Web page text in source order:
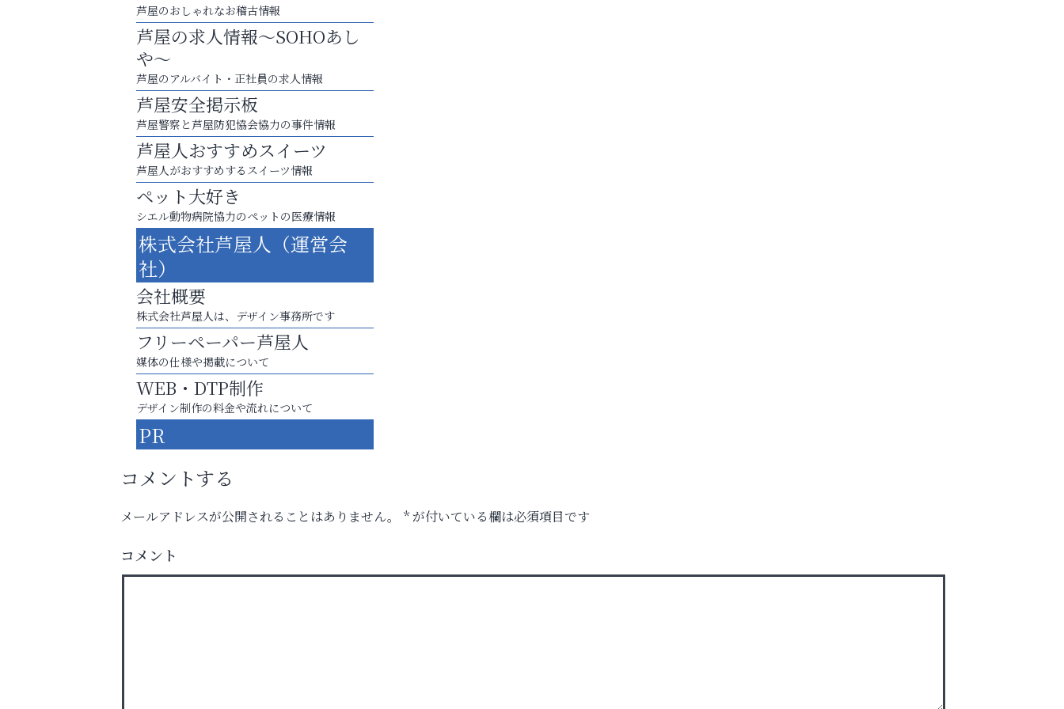
猫背･側弯、背骨の歪みを
整えませんか？
いわみ眼科
スマホは何時間までなら大丈夫？ ～スマホ時代
に知っておきたい子どもの近視対策～
芦屋のおしゃれなお稽古情報
芦屋の求人情報～SOHOあし
や～
芦屋のアルバイト・正社員の求人情報
芦屋安全掲示板
芦屋警察と芦屋防犯協会協力の事件情報
芦屋人おすすめスイーツ
芦屋人がおすすめするスイーツ情報
ペット大好き
シエル動物病院協力のペットの医療情報
株式会社芦屋人（運営会
社）
会社概要
株式会社芦屋人は、デザイン事務所です
フリーペーパー芦屋人
媒体の仕様や掲載について
WEB・DTP制作
デザイン制作の料金や流れについて
PR
コメントする
メールアドレスが公開されることはありません。 *が付いている欄は必須項目です
コメント